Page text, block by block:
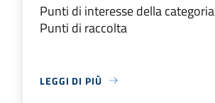
Punti di interesse della categoria
Punti di raccolta
LEGGI DI PIÙ